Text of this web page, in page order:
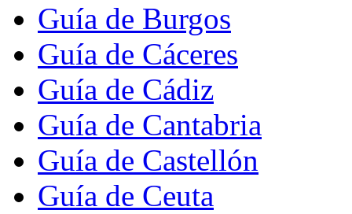
Guía de Burgos
Guía de Cáceres
Guía de Cádiz
Guía de Cantabria
Guía de Castellón
Guía de Ceuta